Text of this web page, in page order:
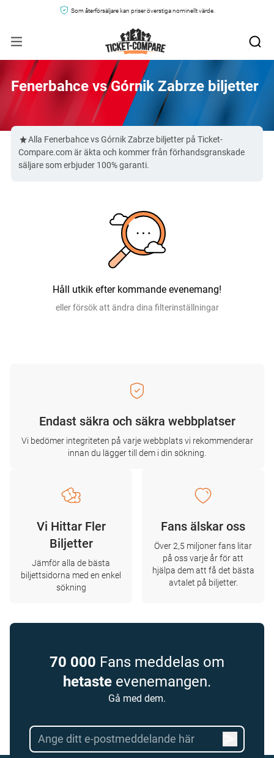
Som återförsäljare kan priser överstiga nominellt värde.
Fenerbahce vs Górnik Zabrze biljetter
Alla Fenerbahce vs Górnik Zabrze biljetter på Ticket-
Compare.com är äkta och kommer från förhandsgranskade
säljare som erbjuder 100% garanti.
Håll utkik efter kommande evenemang!
eller försök att ändra dina filterinställningar
Endast säkra och säkra webbplatser
Vi bedömer integriteten på varje webbplats vi rekommenderar
innan du lägger till dem i din sökning.
Vi Hittar Fler
Biljetter
Jämför alla de bästa
biljettsidorna med en enkel
sökning
Fans älskar oss
Över 2,5 miljoner fans litar
på oss varje år för att
hjälpa dem att få det bästa
avtalet på biljetter.
70 000 Fans meddelas om
hetaste evenemangen.
Gå med dem.